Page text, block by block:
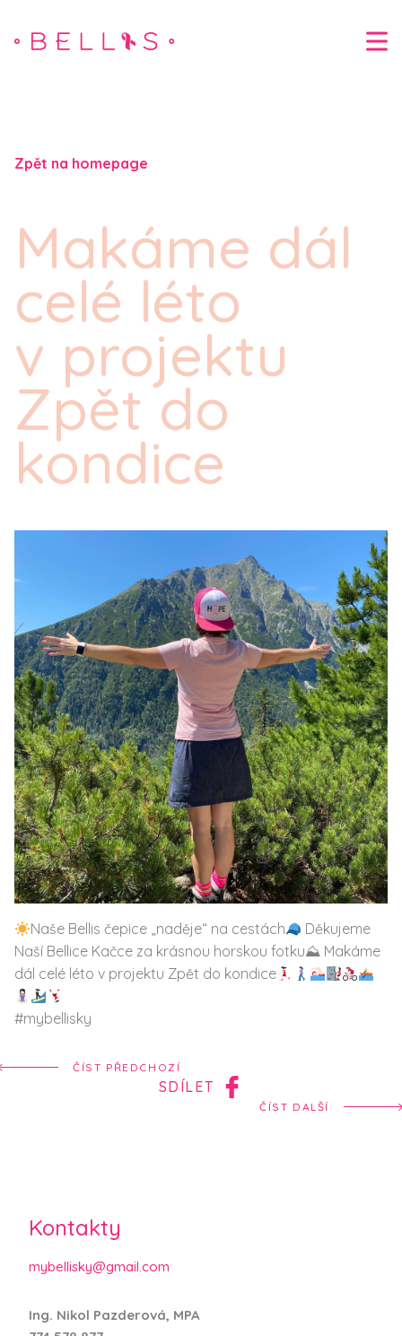
Zpět na homepage
Makáme dál
celé léto
v projektu
Zpět do
kondice
Naše Bellis čepice „naděje“ na cestách
Děkujeme
Naší Bellice Kačce za krásnou horskou fotku⛰ Makáme
dál celé léto v projektu Zpět do kondice
#mybellisky
ČÍST PŘEDCHOZÍ
SDÍLET
ČÍST DALŠÍ
Kontakty
mybellisky@gmail.com
Ing. Nikol Pazderová, MPA